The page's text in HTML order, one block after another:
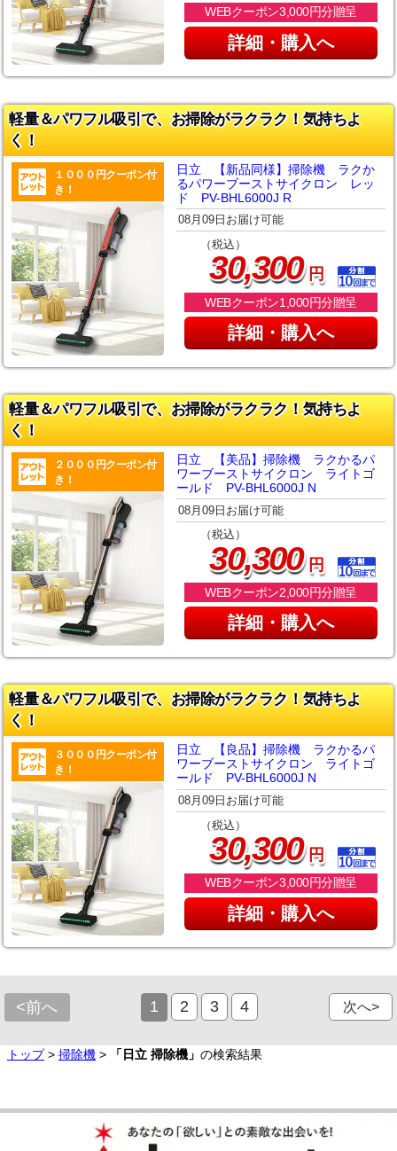
WEBクーポン3,000円分贈呈
詳細・購入へ
軽量＆パワフル吸引で、お掃除がラクラク！気持ちよ
く！
１０００円クーポン付
き！
日立 【新品同様】掃除機 ラクか
るパワーブーストサイクロン レッ
ド PV-BHL6000J R
08月09日お届け可能
（税込）
30,300円
WEBクーポン1,000円分贈呈
詳細・購入へ
軽量＆パワフル吸引で、お掃除がラクラク！気持ちよ
く！
２０００円クーポン付
き！
日立 【美品】掃除機 ラクかるパ
ワーブーストサイクロン ライトゴ
ールド PV-BHL6000J N
08月09日お届け可能
（税込）
30,300円
WEBクーポン2,000円分贈呈
詳細・購入へ
軽量＆パワフル吸引で、お掃除がラクラク！気持ちよ
く！
３０００円クーポン付
き！
日立 【良品】掃除機 ラクかるパ
ワーブーストサイクロン ライトゴ
ールド PV-BHL6000J N
08月09日お届け可能
（税込）
30,300円
WEBクーポン3,000円分贈呈
詳細・購入へ
<前へ 1 2 3 4 次へ>
トップ> 掃除機 > 「日立 掃除機」 の検索結果